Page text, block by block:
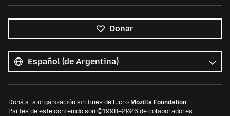
Donar
los
idiomas
Idioma
Doná a la organización sin fines de lucro Mozilla Foundation.
Partes de este contenido son ©1998–2026 de colaboradores